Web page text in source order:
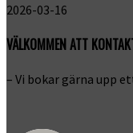
2026-03-16
VÄLKOMMEN ATT
– Vi bokar gärna upp